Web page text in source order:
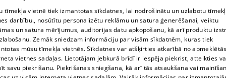
cenu?
409. epizode
tīmekļa vietnē tiek izmantotas sīkdatnes, lai nodrošinātu un uzlabotu
darbību., nosūtītu personalizētu reklāmu un satura ģenerēšanai, veiktu
un satura mērījumus, auditorijas datu apkopošanu, kā arī produktu
Zemāk sniedzam informāciju par visām sīkdatnēm, kuras tiek
mūsu tīmekļa vietnēs. Sīkdatnes var atšķirties atkarībā no
vietnes sadaļas. Lietotājam jebkurā brīdī ir iespēja piekrist, atteikties
savu piekrišanu. Piekrišanas sniegšana, kā arī tās atsaukšana vai